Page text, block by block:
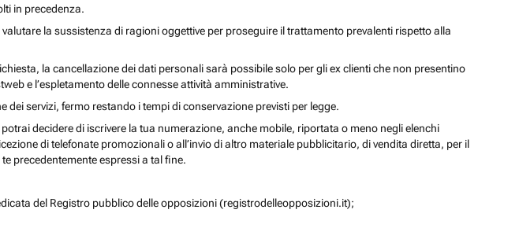
in precedenza.
la sussistenza di ragioni oggettive per proseguire il trattamento prevalenti rispetto alla
la cancellazione dei dati personali sarà possibile solo per gli ex clienti che non presentino
e l’espletamento delle connesse attività amministrative.
servizi, fermo restando i tempi di conservazione previsti per legge.
decidere di iscrivere la tua numerazione, anche mobile, riportata o meno negli elenchi
di telefonate promozionali o all’invio di altro materiale pubblicitario, di vendita diretta, per il
precedentemente espressi a tal fine.
del Registro pubblico delle opposizioni (registrodelleopposizioni.it);